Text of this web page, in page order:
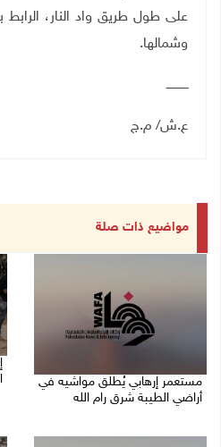
على طول طريق واد النار،
وشمالها.
ــــــــــــ
ع.ش/ م.ج
مواضيع ذات صلة
مستعمر إرهابي يُطلق مواشيه في
أراضي الطيبة شرق رام الله